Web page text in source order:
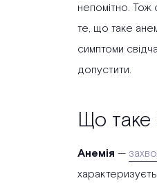
непомітно.
те, що таке
симптоми
допустити.
Що таке
Анемія —